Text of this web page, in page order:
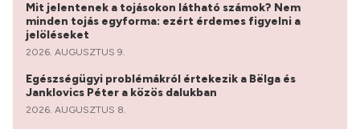
Mit jelentenek a tojásokon látható számok? Nem
minden tojás egyforma: ezért érdemes figyelni a
jelöléseket
2026. AUGUSZTUS 9.
Egészségügyi problémákról értekezik a Bëlga és
Janklovics Péter a közös dalukban
2026. AUGUSZTUS 8.